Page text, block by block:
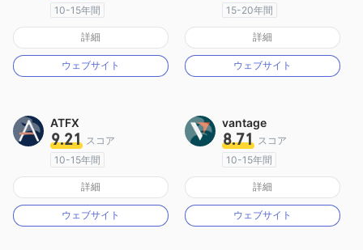
10-15年間
オーストラリア規制
マーケットメイキングライセンス（MM）
MT4フルライセンス
詳細
ウェブサイト
15-20年間
オーストラリア規制
マーケットメイキングライセンス（MM）
MT4フルライセンス
詳細
ウェブサイト
ATFX
9.21 スコア
10-15年間
オーストラリア規制
マーケットメイキングライセンス（MM）
MT4フルライセンス
詳細
ウェブサイト
vantage
8.71 スコア
10-15年間
オーストラリア規制
マーケットメイキングライセンス（MM）
MT4フルライセンス
詳細
ウェブサイト